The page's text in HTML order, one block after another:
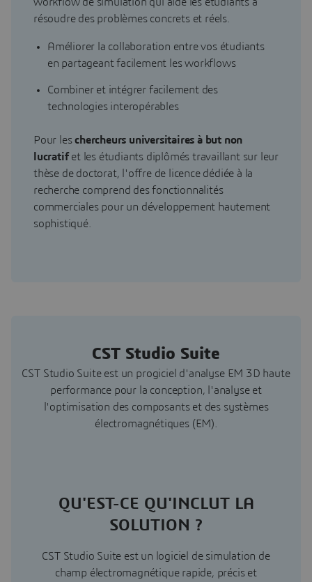
résoudre des problèmes concrets et réels.
Améliorer la collaboration entre vos étudiants
en partageant facilement les workflows
Combiner et intégrer facilement des
technologies interopérables
Pour leschercheurs universitaires à but non
lucratifet les étudiants diplômés travaillant sur leur
thèse de doctorat, l'offre de licence dédiée à la
recherche comprend des fonctionnalités
commerciales pour un développement hautement
sophistiqué.
CST Studio Suite
CST Studio Suite est un progiciel d'analyse EM 3D haute
performance pour la conception, l'analyse et
l'optimisation des composants et des systèmes
électromagnétiques (EM).
QU'EST-CE QU'INCLUT LA
SOLUTION ?
CST Studio Suite est un logiciel de simulation de
champ électromagnétique rapide, précis et